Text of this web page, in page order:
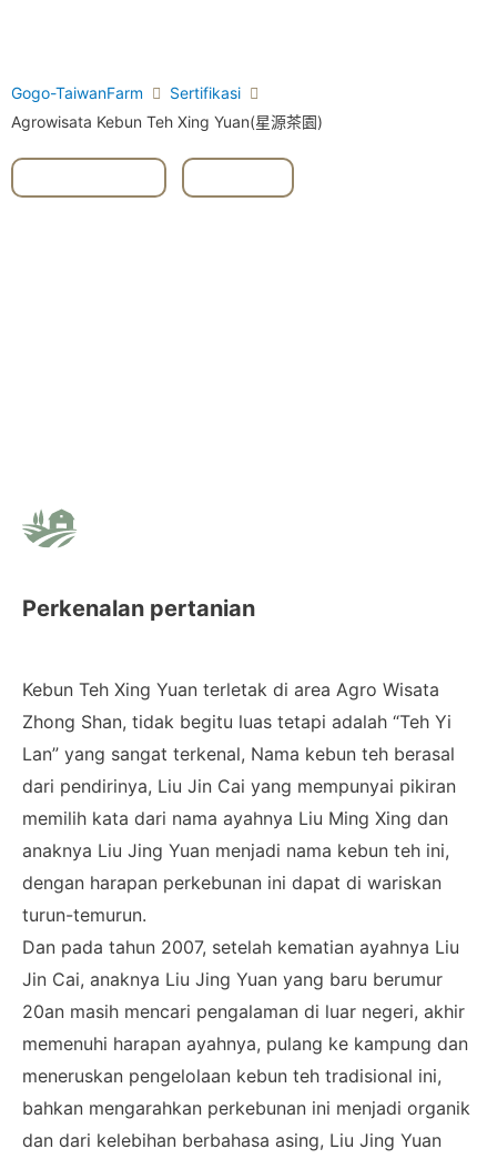
Gogo-TaiwanFarm
Sertifikasi
Agrowisata Kebun Teh Xing Yuan(星源茶園)
Perkenalan pertanian
Kebun Teh Xing Yuan terletak di area Agro Wisata
Zhong Shan, tidak begitu luas tetapi adalah “Teh Yi
Lan” yang sangat terkenal, Nama kebun teh berasal
dari pendirinya, Liu Jin Cai yang mempunyai pikiran
memilih kata dari nama ayahnya Liu Ming Xing dan
anaknya Liu Jing Yuan menjadi nama kebun teh ini,
dengan harapan perkebunan ini dapat di wariskan
turun-temurun.
Dan pada tahun 2007, setelah kematian ayahnya Liu
Jin Cai, anaknya Liu Jing Yuan yang baru berumur
20an masih mencari pengalaman di luar negeri, akhir
memenuhi harapan ayahnya, pulang ke kampung dan
meneruskan pengelolaan kebun teh tradisional ini,
bahkan mengarahkan perkebunan ini menjadi organik
dan dari kelebihan berbahasa asing, Liu Jing Yuan